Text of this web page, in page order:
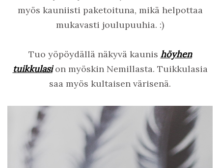
myös kauniisti paketoituna, mikä helpottaa
mukavasti joulupuuhia. :)
Tuo yöpöydällä näkyvä kaunis höyhen
tuikkulasion myöskin Nemillasta. Tuikkulasia
saa myös kultaisen värisenä.